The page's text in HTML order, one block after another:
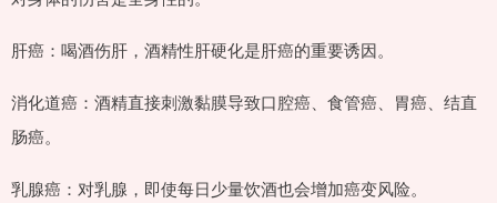
肝癌：喝酒伤肝，酒精性肝硬化是肝癌的重要诱因。
消化道癌：酒精直接刺激黏膜导致口腔癌、食管癌、胃癌、结直
肠癌。
乳腺癌：对乳腺，即使每日少量饮酒也会增加癌变风险。